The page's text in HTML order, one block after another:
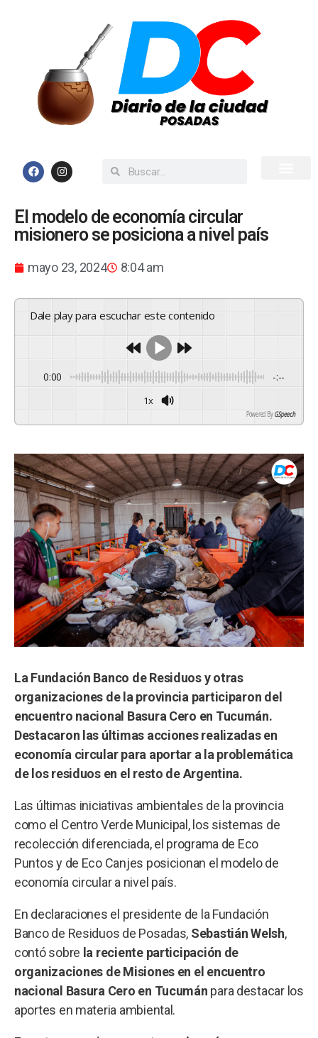
El modelo de economía circular
misionero se posiciona a nivel país
mayo 23, 2024 8:04 am
Dale play para escuchar este contenido
0:00 -:--
1x
Powered By GSpeech
La Fundación Banco de Residuos y otras
organizaciones de la provincia participaron del
encuentro nacional Basura Cero en Tucumán.
Destacaron las últimas acciones realizadas en
economía circular para aportar a la problemática
de los residuos en el resto de Argentina.
Las últimas iniciativas ambientales de la provincia
como el Centro Verde Municipal, los sistemas de
recolección diferenciada, el programa de Eco
Puntos y de Eco Canjes posicionan el modelo de
economía circular a nivel país.
En declaraciones el presidente de la Fundación
Banco de Residuos de Posadas, Sebastián Welsh,
contó sobre la reciente participación de
organizaciones de Misiones en el encuentro
nacional Basura Cero en Tucumán para destacar los
aportes en materia ambiental.